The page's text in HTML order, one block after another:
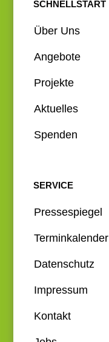
SCHNELLSTART
Über Uns
Angebote
Projekte
Aktuelles
Spenden
SERVICE
Pressespiegel
Terminkalender
Datenschutz
Impressum
Kontakt